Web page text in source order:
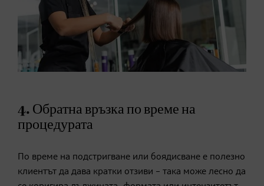
4. Обратна връзка по време на
процедурата
По време на подстригване или боядисване е полезно
клиентът да дава кратки отзиви – така може лесно да